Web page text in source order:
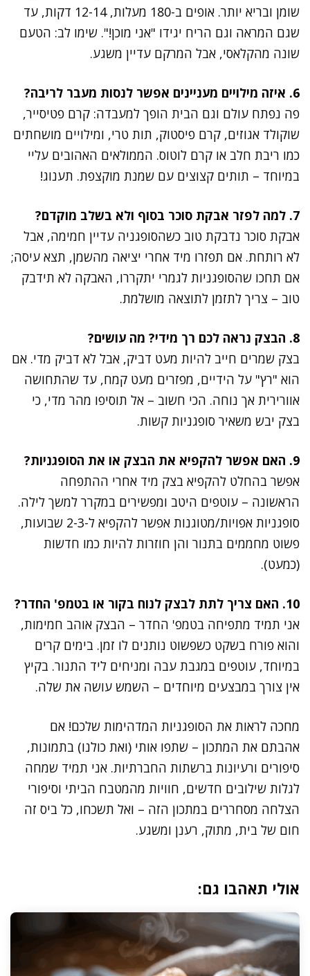
שומן ובריא יותר. אופים ב-180 מעלות, 12-14 דקות, עד
שגם המראה וגם הריח יגידו "אני מוכן!". שימו לב: הטעם
שונה מהקלאסי, אבל המרקם עדיין משגע.
6. איזה מילויים מעניינים אפשר לנסות מעבר לריבה?
פה נפתח עולם וגם הבית הופך למעבדה: קרם פטיסייר,
שוקולד אגוזים, קרם פיסטוק, תות טרי, ומילויים מושחתים
כמו ריבת חלב או קרם לוטוס. הממולאים האהובים עליי
במיוחד – תותים קצוצים עם שמנת מוקצפת. תענוג!
7. למה לפזר אבקת סוכר בסוף ולא בשלב מוקדם?
אבקת סוכר נדבקת טוב כשהסופגניה עדיין חמימה, אבל
לא רותחת. אם תפזרו מיד אחרי יציאה מהשמן, תצא עיסה;
אם תחכו שהסופגניות לגמרי יתקררו, האבקה לא תידבק
טוב – צריך לתזמן לתוצאה מושלמת.
8. הבצק נראה לכם רך מידי? מה עושים?
בצק שמרים חייב להיות מעט דביק, אבל לא דביק מדי. אם
הוא "רץ" על הידיים, מפזרים מעט קמח, עד שהתחושה
אוורירית אך נוחה. הכי חשוב – אל תוסיפו מהר מדי, כי
בצק יבש משאיר סופגניות קשות.
9. האם אפשר להקפיא את הבצק או את הסופגניות?
אפשר בהחלט להקפיא בצק מיד אחרי ההתפחה
הראשונה – עוטפים היטב ומפשירים במקרר למשך לילה.
סופגניות אפויות/מטוגנות אפשר להקפיא ל-2-3 שבועות,
פשוט מחממים בתנור והן חוזרות להיות כמו חדשות
(כמעט).
10. האם צריך לתת לבצק לנוח בקור או בטמפ' החדר?
אני תמיד מתפיחה בטמפ' החדר – הבצק אוהב חמימות,
והוא פורח בשקט כשפשוט נותנים לו זמן. בימים קרים
במיוחד, עוטפים במגבת עבה ומניחים ליד התנור. בקיץ
אין צורך במבצעים מיוחדים – השמש עושה את שלה.
מחכה לראות את הסופגניות המדהימות שלכם! אם
אהבתם את המתכון – שתפו אותי (ואת כולנו) בתמונות,
סיפורים ורעיונות ברשתות החברתיות. אני תמיד שמחה
לגלות שילובים חדשים, חוויות מהמטבח הביתי וסיפורי
הצלחה מסחררים במתכון הזה – ואל תשכחו, כל ביס זה
חום של בית, מתוק, רענן ומשגע.
אולי תאהבו גם: